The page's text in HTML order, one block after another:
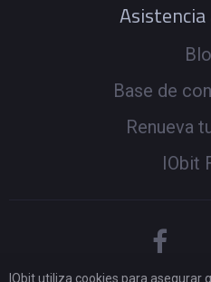
Base de
Renueva
IObit
IObit utiliza cookies para asegurar